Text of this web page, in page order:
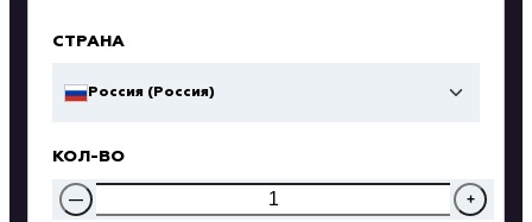
СТРАНА
Россия (Россия)
КОЛ-ВО
— +